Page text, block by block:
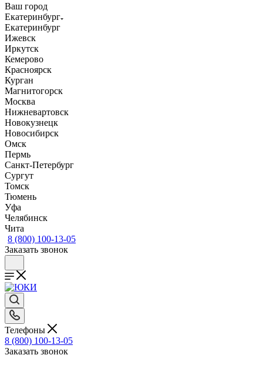
Ваш город
Екатеринбург
Екатеринбург
Ижевск
Иркутск
Кемерово
Красноярск
Курган
Магнитогорск
Москва
Нижневартовск
Новокузнецк
Новосибирск
Омск
Пермь
Санкт-Петербург
Сургут
Томск
Тюмень
Уфа
Челябинск
Чита
8 (800) 100-13-05
Заказать звонок
Телефоны
8 (800) 100-13-05
Заказать звонок